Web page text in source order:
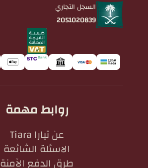
السجل التجاري
2051020839
روابط مهمة
عن تيارا Tiara
الاسئلة الشائعة
طرق الدفع الآمنة